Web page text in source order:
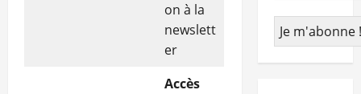
on à la
newslett
er
Accès